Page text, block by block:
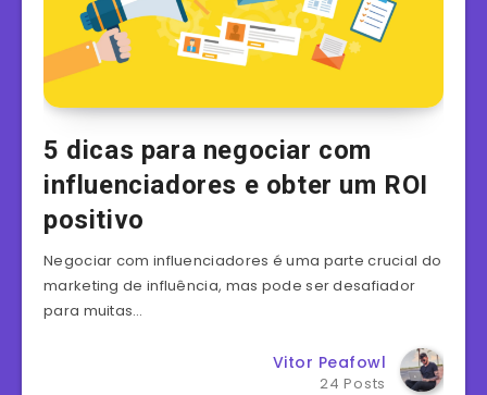
5 dicas para negociar com
influenciadores e obter um ROI
positivo
Negociar com influenciadores é uma parte crucial do
marketing de influência, mas pode ser desafiador
para muitas…
Vitor Peafowl
24 Posts